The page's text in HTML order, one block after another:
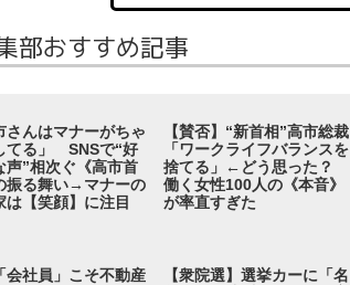
部おすすめ記事
さんはマナーがちゃ
てる」 SNSで“好
声”相次ぐ《高市首
振る舞い→マナーの
は【笑顔】に注目
【賛否】“新首相”高市総裁
「ワークライフバランスを
捨てる」←どう思った？
働く女性100人の《本音》
が率直すぎた
会社員」こそ不動産
【衆院選】選挙カーに「名